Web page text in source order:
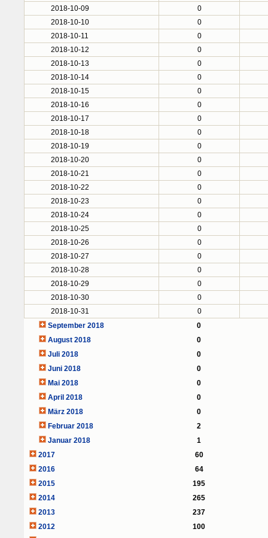
2018-10-09
0
2018-10-10
0
2018-10-11
0
2018-10-12
0
2018-10-13
0
2018-10-14
0
2018-10-15
0
2018-10-16
0
2018-10-17
0
2018-10-18
0
2018-10-19
0
2018-10-20
0
2018-10-21
0
2018-10-22
0
2018-10-23
0
2018-10-24
0
2018-10-25
0
2018-10-26
0
2018-10-27
0
2018-10-28
0
2018-10-29
0
2018-10-30
0
2018-10-31
0
September 2018
0
August 2018
0
Juli 2018
0
Juni 2018
0
Mai 2018
0
April 2018
0
März 2018
0
Februar 2018
2
Januar 2018
1
2017
60
2016
64
2015
195
2014
265
2013
237
2012
100